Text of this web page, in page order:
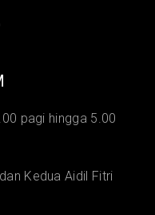
pagi hingga 5.00
Kedua Aidil Fitri